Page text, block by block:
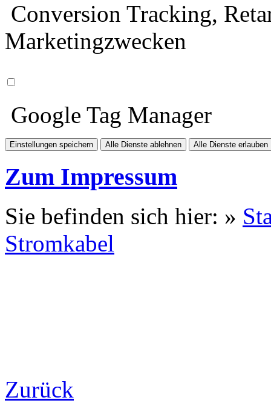
Conversion Tracking,
Marketingzwecken
Google Tag Manager
Einstellungen speichern Alle Dienste ablehnen Alle Dienste erlauben
Zum Impressum
Sie befinden sich hier: »
Stromkabel
Zurück